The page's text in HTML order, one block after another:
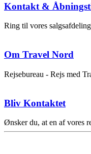
Kontakt &
Ring til vores
Om Travel Nord
Rejsebureau - Rejs med
Bliv Kontaktet
Ønsker du, at en af vores